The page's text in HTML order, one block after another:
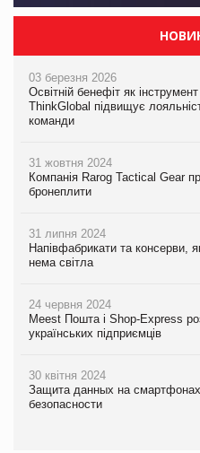
03 березня 2026
Освітній бенефіт як
ThinkGlobal підвищує
команди
31 жовтня 2024
Компанія Rarog Tactical Gear
бронеплити
31 липня 2024
Напівфабрикати та консерви,
нема світла
24 червня 2024
Meest Пошта і Shop-Express
українських підприємців
30 квітня 2024
Защита данных на
безопасности